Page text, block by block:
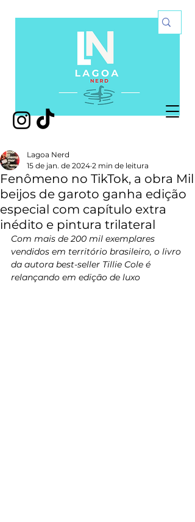
Fenômeno no TikTok, a obra Mil
beijos de garoto ganha edição
especial com capítulo extra
inédito e pintura trilateral
Lagoa Nerd
15 de jan. de 2024 2 min de leitura
Com mais de 200 mil exemplares
vendidos em território brasileiro, o livro
da autora best-seller Tillie Cole é
relançando em edição de luxo